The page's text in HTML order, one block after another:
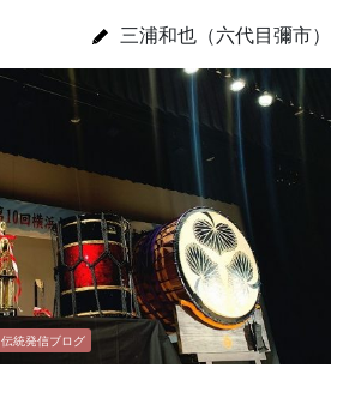
三浦和也（六代目彌市）
伝統発信ブログ